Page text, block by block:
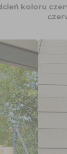
koloru